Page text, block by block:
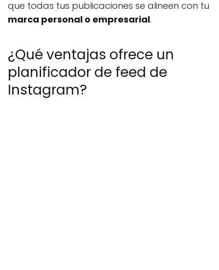
que todas tus publicaciones se alineen con tu
marca personal o empresarial.
¿Qué ventajas ofrece un
planificador de feed de
Instagram?